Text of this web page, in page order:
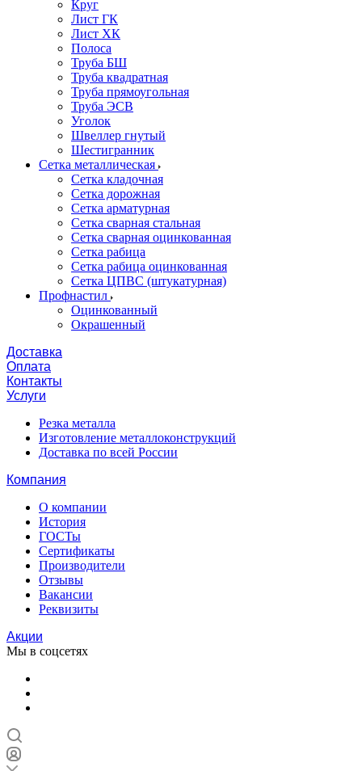
Круг
Лист ГК
Лист ХК
Полоса
Труба БШ
Труба квадратная
Труба прямоугольная
Труба ЭСВ
Уголок
Швеллер гнутый
Шестигранник
Сетка металлическая
Сетка кладочная
Сетка дорожная
Сетка арматурная
Сетка сварная стальная
Сетка сварная оцинкованная
Сетка рабица
Сетка рабица оцинкованная
Сетка ЦПВС (штукатурная)
Профнастил
Оцинкованный
Окрашенный
Доставка
Оплата
Контакты
Услуги
Резка металла
Изготовление металлоконструкций
Доставка по всей России
Компания
О компании
История
ГОСТы
Сертификаты
Производители
Отзывы
Вакансии
Реквизиты
Акции
Мы в соцсетях